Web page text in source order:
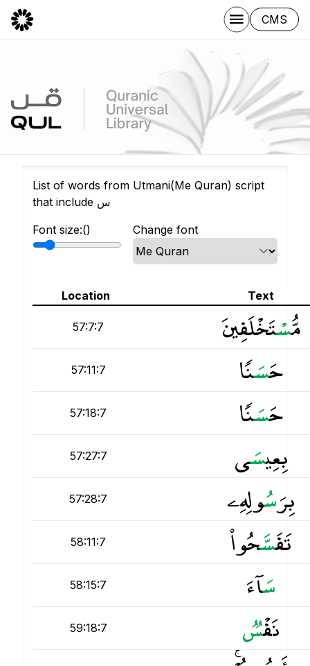
CMS
List of words from Utmani(Me Quran) script
that include س
Font size:() Change font
Location Text
57:7:7 مُّسْتَخْلَفِينَ
57:11:7 حَسَنًۭا
57:18:7 حَسَنًۭا
57:27:7 بِعِيسَى
57:28:7 بِرَسُولِهِۦ
58:11:7 تَفَسَّحُوا۟
58:15:7 سَآءَ
59:18:7 نَفْس